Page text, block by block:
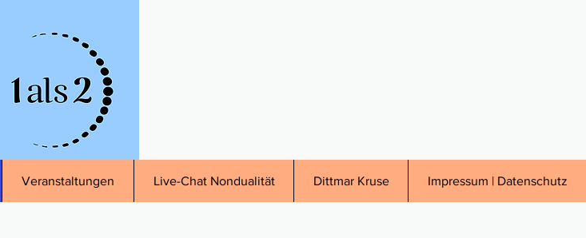
Veranstaltungen Live-Chat Nondualität Dittmar Kruse Impressum | Datenschutz